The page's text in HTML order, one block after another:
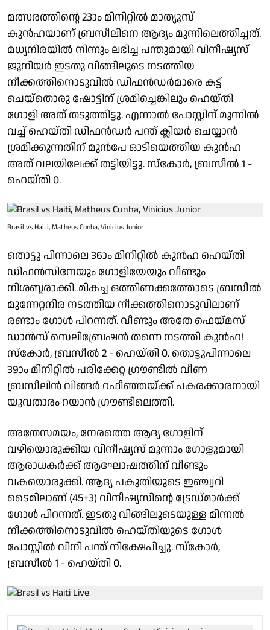
മത്സരത്തിൻ്റെ 23ാം മിനിറ്റിൽ മാത്യൂസ്
കുൻഹയാണ് ബ്രസീലിനെ ആദ്യം മുന്നിലെത്തിച്ചത്.
മധ്യനിരയിൽ നിന്നും ലഭിച്ച പന്തുമായി വിനീഷ്യസ്
ജൂനിയർ ഇടതു വിങ്ങിലൂടെ നടത്തിയ
നീക്കത്തിനൊടുവിൽ ഡിഫൻഡർമാരെ കട്ട്
ചെയ്തൊരു ഷോട്ടിന് ശ്രമിച്ചെങ്കിലും ഹെയ്തി
ഗോളി അത് തടുത്തിട്ടു. എന്നാൽ പോസ്റ്റിന് മുന്നിൽ
വച്ച് ഹെയ്തി ഡിഫൻഡർ പന്ത് ക്ലിയർ ചെയ്യാൻ
ശ്രമിക്കുന്നതിന് മുൻപേ ഓടിയെത്തിയ കുൻഹ
അത് വലയിലേക്ക് തട്ടിയിട്ടു. സ്കോർ, ബ്രസീൽ 1 -
ഹെയ്തി 0.
Brasil vs Haiti, Matheus Cunha, Vinicius Junior
തൊട്ടു പിന്നാലെ 36ാം മിനിറ്റിൽ കുൻഹ ഹെയ്തി
ഡിഫൻസിനേയും ഗോളിയേയും വീണ്ടും
നിശബ്ദരാക്കി. മികച്ച ഒത്തിണക്കത്തോടെ ബ്രസീൽ
മുന്നേറ്റനിര നടത്തിയ നീക്കത്തിനൊടുവിലാണ്
രണ്ടാം ഗോൾ പിറന്നത്. വീണ്ടും അതേ ഫെയ്മസ്
ഡാൻസ് സെലിബ്രേഷൻ തന്നെ നടത്തി കുൻഹ!
സ്കോർ, ബ്രസീൽ 2 - ഹെയ്തി 0. തൊട്ടുപിന്നാലെ
39ാം മിനിറ്റിൽ പരിക്കേറ്റ ഗ്രൗണ്ടിൽ വീണ
ബ്രസീലിൻ വിങ്ങർ റഫീഞ്ഞയ്ക്ക് പകരക്കാരനായി
യുവതാരം റയാൻ ഗ്രൗണ്ടിലെത്തി.
അതേസമയം, നേരത്തെ ആദ്യ ഗോളിന്
വഴിയൊരുക്കിയ വിനീഷ്യസ് മൂന്നാം ഗോളുമായി
ആരാധകർക്ക് ആഘോഷത്തിന് വീണ്ടും
വകയൊരുക്കി. ആദ്യ പകുതിയുടെ ഇഞ്ച്വറി
ടൈമിലാണ് (45+3) വിനീഷ്യസിൻ്റെ ട്രേഡ്മാർക്ക്
ഗോൾ പിറന്നത്. ഇടതു വിങ്ങിലൂടെയുള്ള മിന്നൽ
നീക്കത്തിനൊടുവിൽ ഹെയ്തിയുടെ ഗോൾ
പോസ്റ്റിൽ വിനി പന്ത് നിക്ഷേപിച്ചു. സ്കോർ,
ബ്രസീൽ 1 - ഹെയ്തി 0.